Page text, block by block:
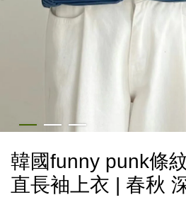
韓國funny punk條
直長袖上衣 | 春秋